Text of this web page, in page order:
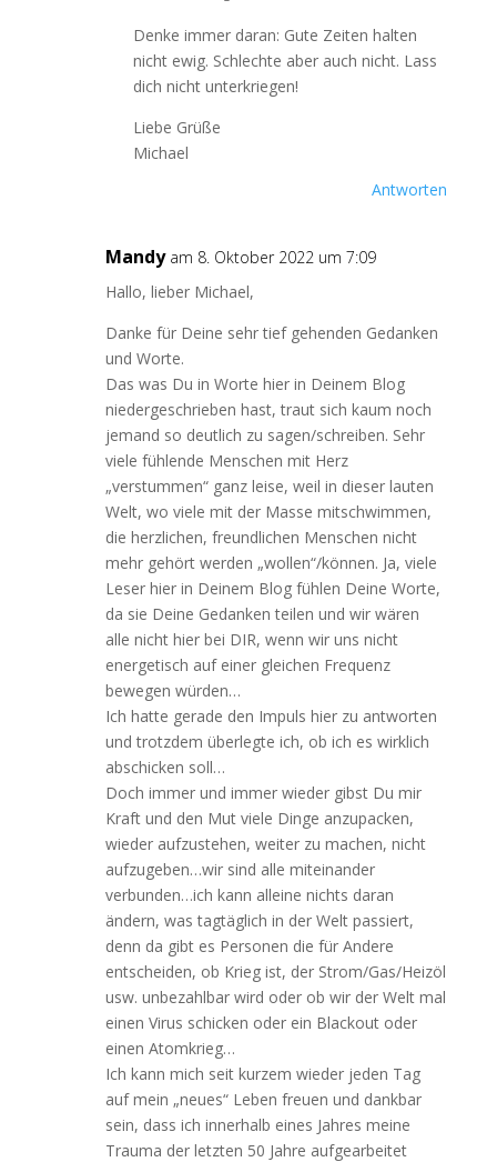
Denke immer daran: Gute Zeiten halten
nicht ewig. Schlechte aber auch nicht. Lass
dich nicht unterkriegen!
Liebe Grüße
Michael
Antworten
Mandy am 8. Oktober 2022 um 7:09
Hallo, lieber Michael,
Danke für Deine sehr tief gehenden Gedanken
und Worte.
Das was Du in Worte hier in Deinem Blog
niedergeschrieben hast, traut sich kaum noch
jemand so deutlich zu sagen/schreiben. Sehr
viele fühlende Menschen mit Herz
„verstummen“ ganz leise, weil in dieser lauten
Welt, wo viele mit der Masse mitschwimmen,
die herzlichen, freundlichen Menschen nicht
mehr gehört werden „wollen“/können. Ja, viele
Leser hier in Deinem Blog fühlen Deine Worte,
da sie Deine Gedanken teilen und wir wären
alle nicht hier bei DIR, wenn wir uns nicht
energetisch auf einer gleichen Frequenz
bewegen würden…
Ich hatte gerade den Impuls hier zu antworten
und trotzdem überlegte ich, ob ich es wirklich
abschicken soll…
Doch immer und immer wieder gibst Du mir
Kraft und den Mut viele Dinge anzupacken,
wieder aufzustehen, weiter zu machen, nicht
aufzugeben…wir sind alle miteinander
verbunden…ich kann alleine nichts daran
ändern, was tagtäglich in der Welt passiert,
denn da gibt es Personen die für Andere
entscheiden, ob Krieg ist, der Strom/Gas/Heizöl
usw. unbezahlbar wird oder ob wir der Welt mal
einen Virus schicken oder ein Blackout oder
einen Atomkrieg…
Ich kann mich seit kurzem wieder jeden Tag
auf mein „neues“ Leben freuen und dankbar
sein, dass ich innerhalb eines Jahres meine
Trauma der letzten 50 Jahre aufgearbeitet